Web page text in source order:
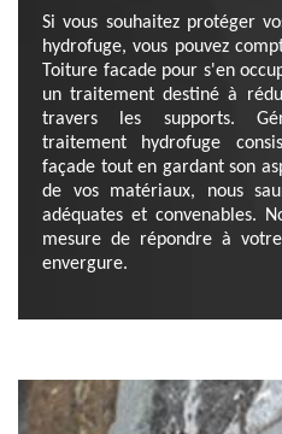
Si vous souhaitez protéger
hydrofuge, vous pouvez
Toiture facade pour s'en
un traitement destiné à
travers les supports.
traitement hydrofuge
façade tout en gardant son
de vos matériaux, nous
adéquates et convenables.
mesure de répondre à
envergure.